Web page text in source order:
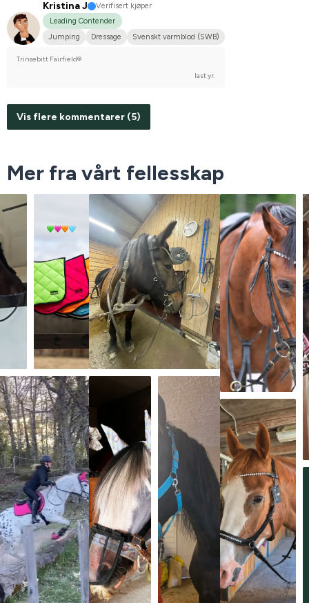
Kristina J
Verifisert kjøper
Leading Contender
Jumping
Dressage Svenskt varmblod (SWB)
Trinsebitt Fairfield®
last yr.
Vis flere kommentarer (5)
Mer fra vårt fellesskap